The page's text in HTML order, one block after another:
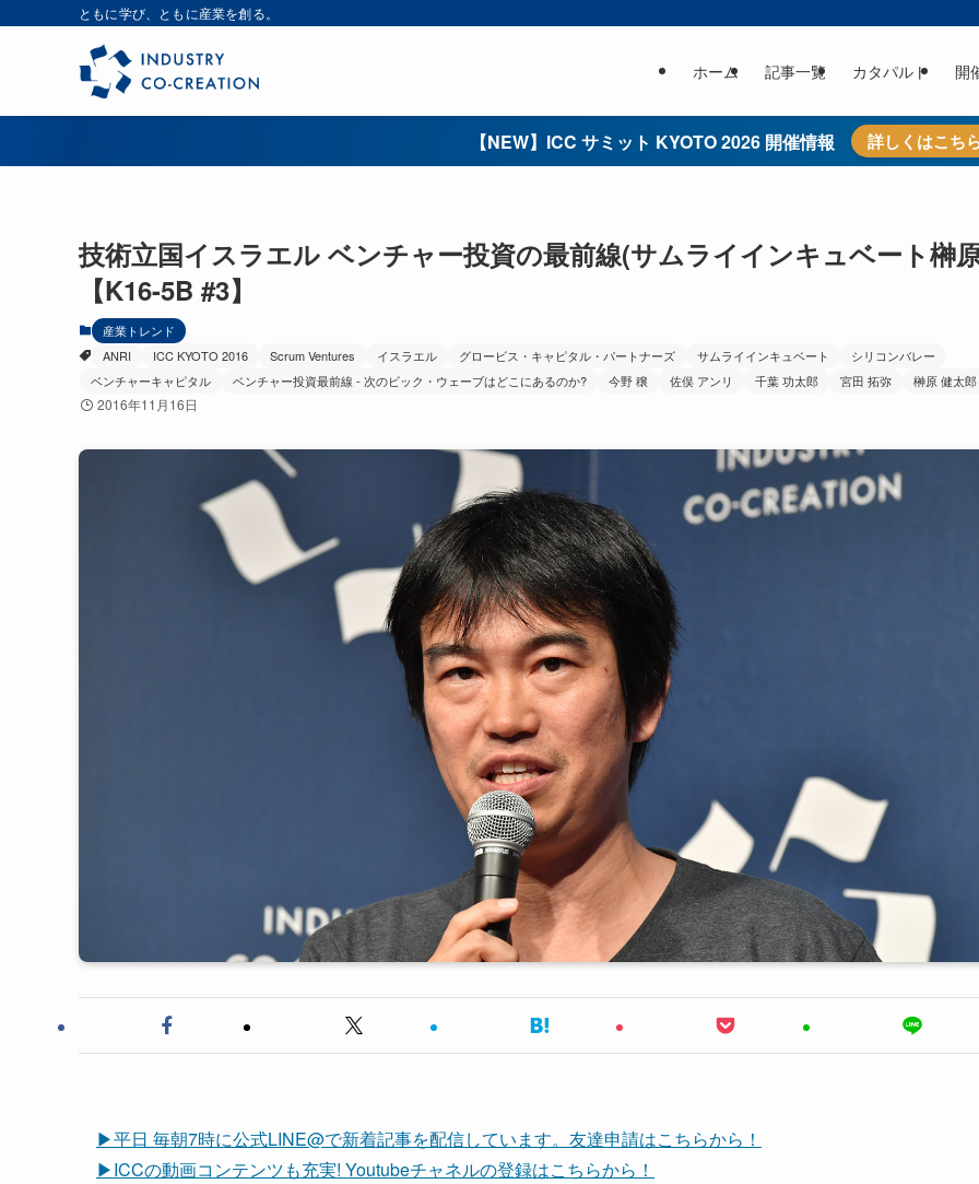
ともに学び、ともに産業を創る。
ホーム 記事一覧 カタパルト 開
【NEW】ICC サミット KYOTO 2026 開催情報 詳しくはこち
技術立国イスラエル ベンチャー投資の最前線(サムライインキュベート榊
【K16-5B #3】
産業トレンド
ANRI
ICC KYOTO 2016 Scrum Ventures イスラエル グロービス・キャピタル・パートナーズ サムライインキュベート
シリコンバレー
ベンチャーキャピタル
ベンチャー投資最前線 - 次のビック・ウェーブはどこにあるのか? 今野 穣 佐俣 アンリ 千葉 功太郎 宮田 拓弥 榊原 健太郎
2016年11月16日
▶平日 毎朝7時に公式LINE@で新着記事を配信しています。友達申請はこちらから！
▶ICCの動画コンテンツも充実! Youtubeチャネルの登録はこちらから！